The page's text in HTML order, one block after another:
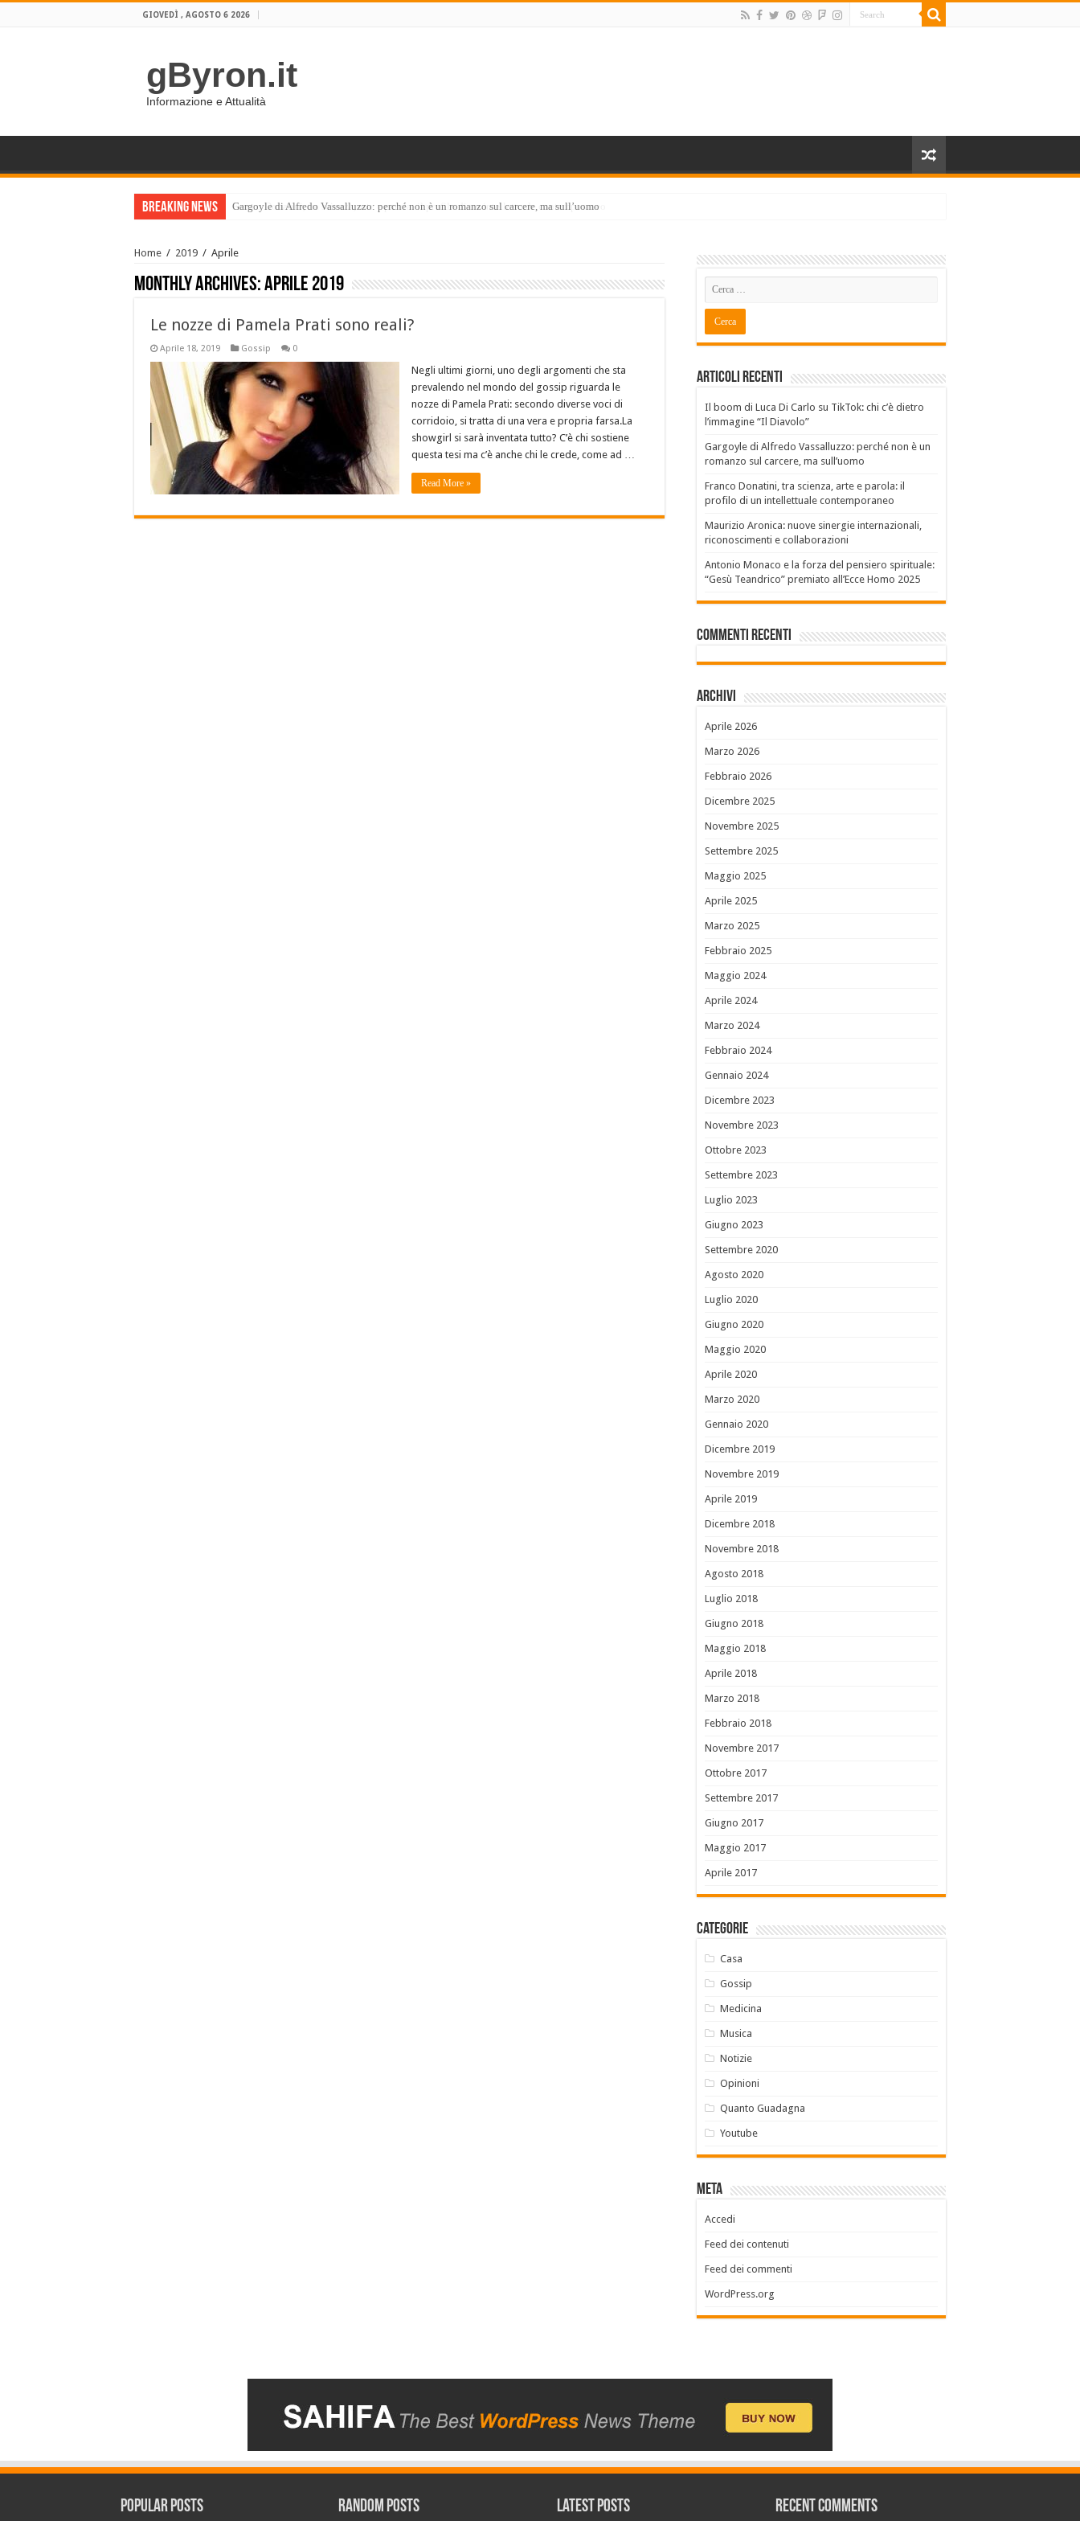
GIOVEDÌ , AGOSTO 6 2026
gByron.it
Informazione e Attualità
Breaking News Franco Donatini, tra scienza, arte e parola: il profilo di un intellettuale contemporaneo
Home / 2019 / Aprile
Monthly Archives:Aprile 2019
Le nozze di Pamela Prati sono reali?
Aprile 18, 2019 Gossip 0
Negli ultimi giorni, uno degli argomenti che sta
prevalendo nel mondo del gossip riguarda le
nozze di Pamela Prati: secondo diverse voci di
corridoio, si tratta di una vera e propria farsa.La
showgirl si sarà inventata tutto? C’è chi sostiene
questa tesi ma c’è anche chi le crede, come ad …
Read More »
Articoli recenti
Il boom di Luca Di Carlo su TikTok: chi c’è dietro
l’immagine “Il Diavolo”
Gargoyle di Alfredo Vassalluzzo: perché non è un
romanzo sul carcere, ma sull’uomo
Franco Donatini, tra scienza, arte e parola: il
profilo di un intellettuale contemporaneo
Maurizio Aronica: nuove sinergie internazionali,
riconoscimenti e collaborazioni
Antonio Monaco e la forza del pensiero spirituale:
“Gesù Teandrico” premiato all’Ecce Homo 2025
Commenti recenti
Archivi
Aprile 2026
Marzo 2026
Febbraio 2026
Dicembre 2025
Novembre 2025
Settembre 2025
Maggio 2025
Aprile 2025
Marzo 2025
Febbraio 2025
Maggio 2024
Aprile 2024
Marzo 2024
Febbraio 2024
Gennaio 2024
Dicembre 2023
Novembre 2023
Ottobre 2023
Settembre 2023
Luglio 2023
Giugno 2023
Settembre 2020
Agosto 2020
Luglio 2020
Giugno 2020
Maggio 2020
Aprile 2020
Marzo 2020
Gennaio 2020
Dicembre 2019
Novembre 2019
Aprile 2019
Dicembre 2018
Novembre 2018
Agosto 2018
Luglio 2018
Giugno 2018
Maggio 2018
Aprile 2018
Marzo 2018
Febbraio 2018
Novembre 2017
Ottobre 2017
Settembre 2017
Giugno 2017
Maggio 2017
Aprile 2017
Categorie
Casa
Gossip
Medicina
Musica
Notizie
Opinioni
Quanto Guadagna
Youtube
Meta
Accedi
Feed dei contenuti
Feed dei commenti
WordPress.org
Popular Posts Random Posts Latest Posts Recent Comments